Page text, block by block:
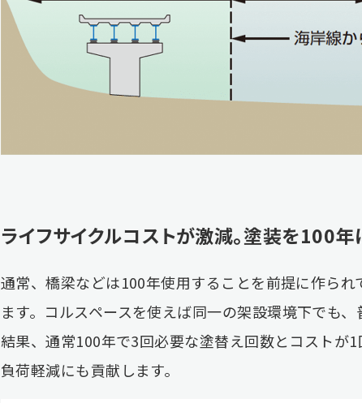
ライフサイクルコストが激減。塗装を100年
通常、橋梁などは100年使用することを前提に作ら
ます。コルスペースを使えば同一の架設環境下でも
結果、通常100年で3回必要な塗替え回数とコストが
負荷軽減にも貢献します。